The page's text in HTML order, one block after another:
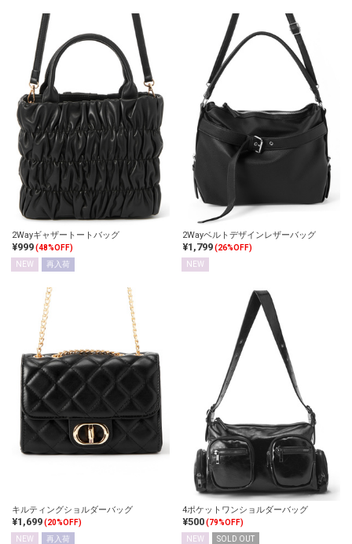
2Wayギャザートートバッグ
¥999(48%OFF)
NEW
再入荷
2Wayベルトデザインレザーバッグ
¥1,799(26%OFF)
NEW
キルティングショルダーバッグ
¥1,699(20%OFF)
NEW
再入荷
4ポケットワンショルダーバッグ
¥500(79%OFF)
NEW
SOLD OUT